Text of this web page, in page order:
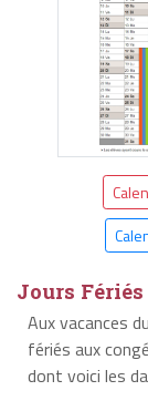
Jours Fériés
Aux vacances
fériés aux
dont voici les